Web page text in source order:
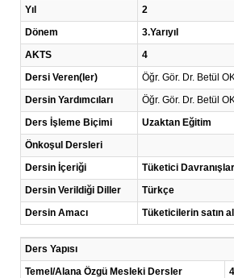
Yıl
2
Dönem
3.Yarıyıl
AKTS
4
Dersi Veren(ler)
Öğr. Gör. Dr. Betül
Dersin Yardımcıları
Öğr. Gör. Dr. Betül
Ders İşleme Biçimi
Uzaktan Eğitim
Önkoşul Dersleri
Dersin İçeriği
Tüketici
Dersin Verildiği Diller
Türkçe
Dersin Amacı
Tüketicilerin satın
Ders Yapısı
Temel/Alana Özgü Mesleki Dersler